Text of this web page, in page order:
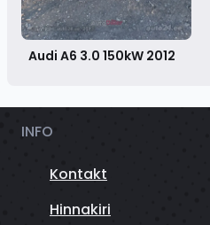
Audi A6 3.0 150kW 2012
INFO
Kontakt
Hinnakiri